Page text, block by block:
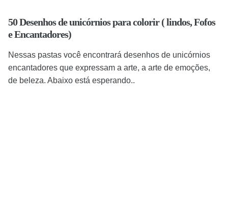
50 Desenhos de unicórnios para colorir ( lindos, Fofos
e Encantadores)
Nessas pastas você encontrará desenhos de unicórnios
encantadores que expressam a arte, a arte de emoções,
de beleza. Abaixo está esperando..